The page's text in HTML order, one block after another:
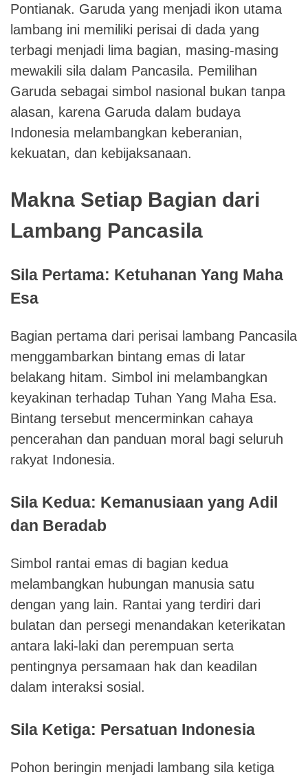
Pontianak. Garuda yang menjadi ikon utama
lambang ini memiliki perisai di dada yang
terbagi menjadi lima bagian, masing-masing
mewakili sila dalam Pancasila. Pemilihan
Garuda sebagai simbol nasional bukan tanpa
alasan, karena Garuda dalam budaya
Indonesia melambangkan keberanian,
kekuatan, dan kebijaksanaan.
Makna Setiap Bagian dari
Lambang Pancasila
Sila Pertama: Ketuhanan Yang Maha
Esa
Bagian pertama dari perisai lambang Pancasila
menggambarkan bintang emas di latar
belakang hitam. Simbol ini melambangkan
keyakinan terhadap Tuhan Yang Maha Esa.
Bintang tersebut mencerminkan cahaya
pencerahan dan panduan moral bagi seluruh
rakyat Indonesia.
Sila Kedua: Kemanusiaan yang Adil
dan Beradab
Simbol rantai emas di bagian kedua
melambangkan hubungan manusia satu
dengan yang lain. Rantai yang terdiri dari
bulatan dan persegi menandakan keterikatan
antara laki-laki dan perempuan serta
pentingnya persamaan hak dan keadilan
dalam interaksi sosial.
Sila Ketiga: Persatuan Indonesia
Pohon beringin menjadi lambang sila ketiga